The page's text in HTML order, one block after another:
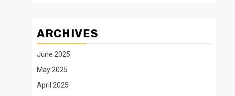
ARCHIVES
June 2025
May 2025
April 2025